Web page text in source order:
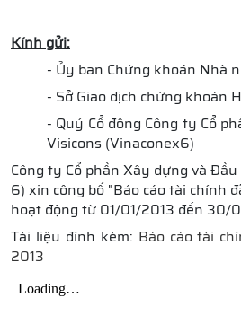
Kính gửi:
- Ủy ban Chứng khoán Nhà
- Sở Giao dịch chứng khoán
- Quý Cổ đông Công ty Cổ
Visicons (Vinaconex6)
Công ty Cổ phần Xây dựng và
6) xin công bố "Báo cáo tài chính
hoạt động từ 01/01/2013 đến 30/
Tài liệu đính kèm: Báo cáo tài
2013